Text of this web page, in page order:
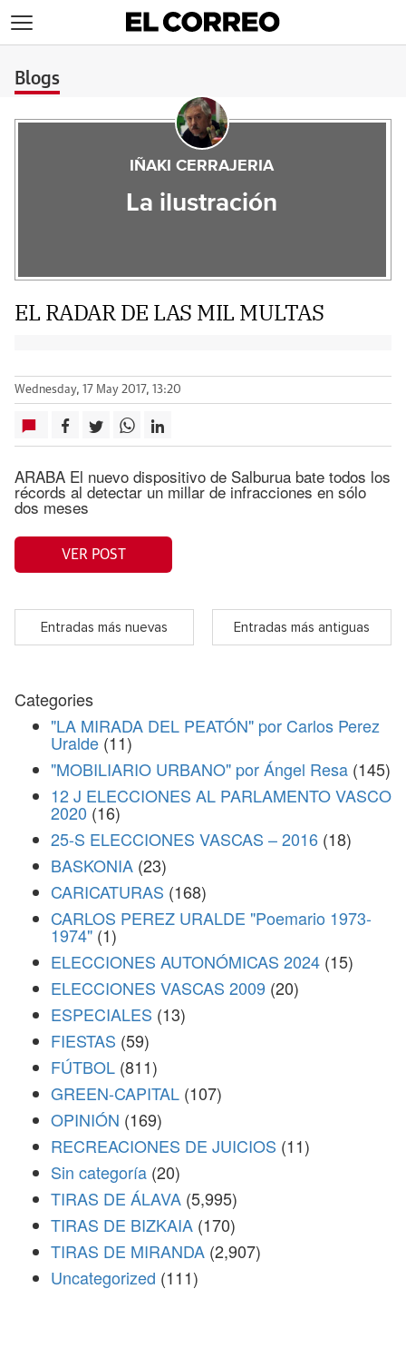
Blogs
IÑAKI CERRAJERIA
La ilustración
EL RADAR DE LAS MIL MULTAS
Wednesday, 17 May 2017, 13:20
ARABA El nuevo dispositivo de Salburua bate todos los
récords al detectar un millar de infracciones en sólo
dos meses
VER POST
Entradas más nuevas Entradas más antiguas
Categories
"LA MIRADA DEL PEATÓN" por Carlos Perez
Uralde (11)
"MOBILIARIO URBANO" por Ángel Resa (145)
12 J ELECCIONES AL PARLAMENTO VASCO
2020 (16)
25-S ELECCIONES VASCAS – 2016 (18)
BASKONIA (23)
CARICATURAS (168)
CARLOS PEREZ URALDE "Poemario 1973-
1974" (1)
ELECCIONES AUTONÓMICAS 2024 (15)
ELECCIONES VASCAS 2009 (20)
ESPECIALES (13)
FIESTAS (59)
FÚTBOL (811)
GREEN-CAPITAL (107)
OPINIÓN (169)
RECREACIONES DE JUICIOS (11)
Sin categoría (20)
TIRAS DE ÁLAVA (5,995)
TIRAS DE BIZKAIA (170)
TIRAS DE MIRANDA (2,907)
Uncategorized (111)